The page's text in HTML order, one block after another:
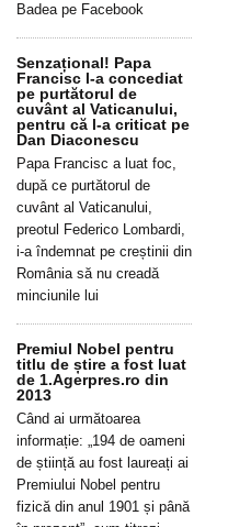
Badea pe Facebook
Senzațional! Papa
Francisc l-a concediat
pe purtătorul de
cuvânt al Vaticanului,
pentru că l-a criticat pe
Dan Diaconescu
Papa Francisc a luat foc,
după ce purtătorul de
cuvânt al Vaticanului,
preotul Federico Lombardi,
i-a îndemnat pe creștinii din
România să nu creadă
minciunile lui
Premiul Nobel pentru
titlu de știre a fost luat
de 1.Agerpres.ro din
2013
Când ai următoarea
informație: „194 de oameni
de știință au fost laureați ai
Premiului Nobel pentru
fizică din anul 1901 și până